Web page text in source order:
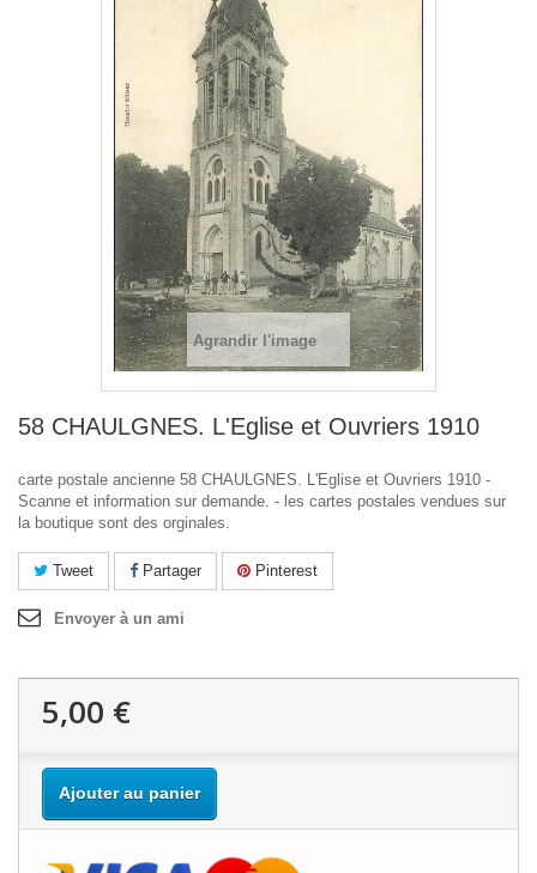
Agrandir l'image
58 CHAULGNES. L'Eglise et Ouvriers 1910
carte postale ancienne 58 CHAULGNES. L'Eglise et Ouvriers 1910 -
Scanne et information sur demande. - les cartes postales vendues sur
la boutique sont des orginales.
Tweet Partager Pinterest
Envoyer à un ami
5,00 €
Ajouter au panier